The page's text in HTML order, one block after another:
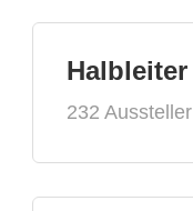
Halbleiter
232 Aussteller